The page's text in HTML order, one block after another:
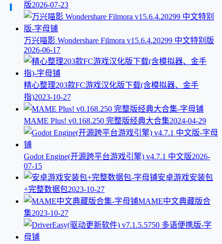
版2026-07-23
万兴喵影 Wondershare Filmora v15.6.4.20299 中文特别版
2026-06-17
精心整理203款FC游戏汉化版下载(含模拟器、金手
指)2023-10-27
MAME Plus! v0.168.250 完整版经典大合集2024-04-29
Godot Engine(开源跨平台游戏引擎) v4.7.1 中文版2026-
07-15
安卓游戏安装包
+完整数据包2023-10-27
MAME中文典藏版合
集2023-10-27